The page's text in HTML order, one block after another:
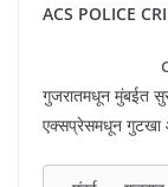
ACS POLICE
गुजरातमधून मुंबईत
एक्सप्रेसमधून